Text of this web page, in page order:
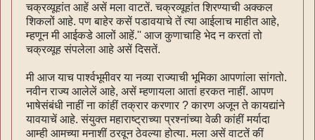
चक्रव्यूहांत आहें असें मला वाटतें. चक्रव्यूहांत शिरण्याची अक्कल
शिकलों आहे. पण बाहेर कसें पडावयाचे तें त्या आईलाच माहीत आहे,
म्हणून मी आईकडे आलों आहें.'' आज कुणाचाहि भेद न करतां तो
चक्रव्यूह संपलेला आहे असें दिसतें.
मी आज याच पार्श्वभूमीवर या नव्या राज्याची भूमिका आपणांला सांगतो.
नवीन राज्य आलेलें आहे, असें म्हणायला आतां हरकत नाहीं. आपण
भाषेसंबंधी नाहीं ना कांहीं तक्रार करणार ? कारण अजून ते कायद्यांने
यावयाचें आहे. संयुक्त महाराष्ट्राच्या प्रश्नांच्या वेळी कांहीं मर्यादा
आम्ही आमच्या मनाशीं ठरवून ठेवल्या होत्या. मला असें वाटतें कीं